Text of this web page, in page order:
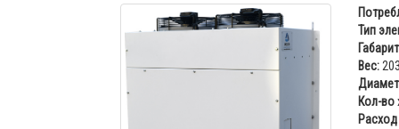
Тип
Вес:
Кол-во